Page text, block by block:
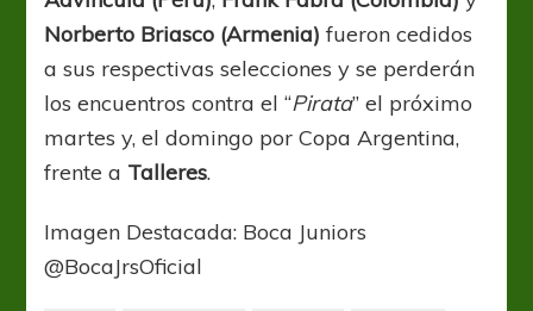
Norberto Briasco (Armenia) fueron cedidos
a sus respectivas selecciones y se perderán
los encuentros contra el “Pirata” el próximo
martes y, el domingo por Copa Argentina,
frente a Talleres.
Imagen Destacada: Boca Juniors
@BocaJrsOficial